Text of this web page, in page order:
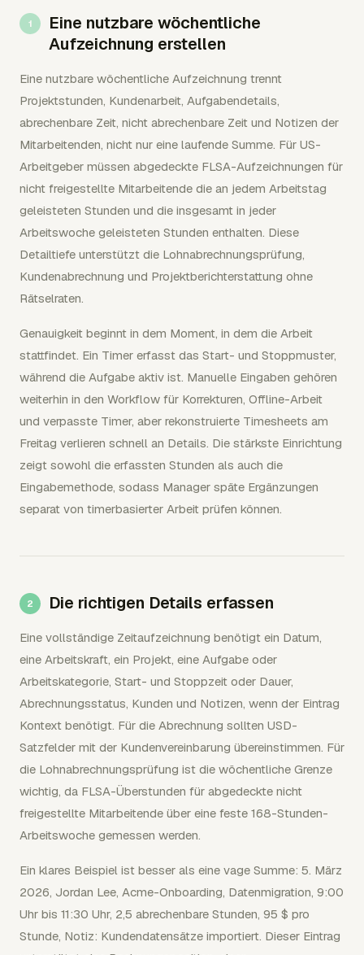
Eine nutzbare wöchentliche
Aufzeichnung erstellen
Eine nutzbare wöchentliche Aufzeichnung trennt
Projektstunden, Kundenarbeit, Aufgabendetails,
abrechenbare Zeit, nicht abrechenbare Zeit und Notizen der
Mitarbeitenden, nicht nur eine laufende Summe. Für US-
Arbeitgeber müssen abgedeckte FLSA-Aufzeichnungen für
nicht freigestellte Mitarbeitende die an jedem Arbeitstag
geleisteten Stunden und die insgesamt in jeder
Arbeitswoche geleisteten Stunden enthalten. Diese
Detailtiefe unterstützt die Lohnabrechnungsprüfung,
Kundenabrechnung und Projektberichterstattung ohne
Rätselraten.
Genauigkeit beginnt in dem Moment, in dem die Arbeit
stattfindet. Ein Timer erfasst das Start- und Stoppmuster,
während die Aufgabe aktiv ist. Manuelle Eingaben gehören
weiterhin in den Workflow für Korrekturen, Offline-Arbeit
und verpasste Timer, aber rekonstruierte Timesheets am
Freitag verlieren schnell an Details. Die stärkste Einrichtung
zeigt sowohl die erfassten Stunden als auch die
Eingabemethode, sodass Manager späte Ergänzungen
separat von timerbasierter Arbeit prüfen können.
Die richtigen Details erfassen
Eine vollständige Zeitaufzeichnung benötigt ein Datum,
eine Arbeitskraft, ein Projekt, eine Aufgabe oder
Arbeitskategorie, Start- und Stoppzeit oder Dauer,
Abrechnungsstatus, Kunden und Notizen, wenn der Eintrag
Kontext benötigt. Für die Abrechnung sollten USD-
Satzfelder mit der Kundenvereinbarung übereinstimmen. Für
die Lohnabrechnungsprüfung ist die wöchentliche Grenze
wichtig, da FLSA-Überstunden für abgedeckte nicht
freigestellte Mitarbeitende über eine feste 168-Stunden-
Arbeitswoche gemessen werden.
Ein klares Beispiel ist besser als eine vage Summe: 5. März
2026, Jordan Lee, Acme-Onboarding, Datenmigration, 9:00
Uhr bis 11:30 Uhr, 2,5 abrechenbare Stunden, 95 $ pro
Stunde, Notiz: Kundendatensätze importiert. Dieser Eintrag